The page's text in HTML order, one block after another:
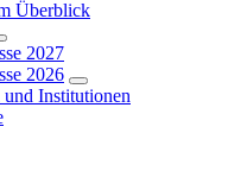
Überblick
2027
2026
Institutionen